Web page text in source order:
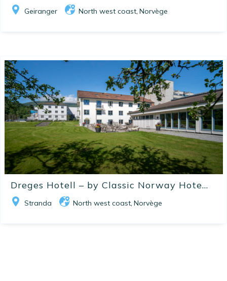
Geiranger North west coast, Norvège
Dreges Hotell – by Classic Norway Hote...
Stranda North west coast, Norvège